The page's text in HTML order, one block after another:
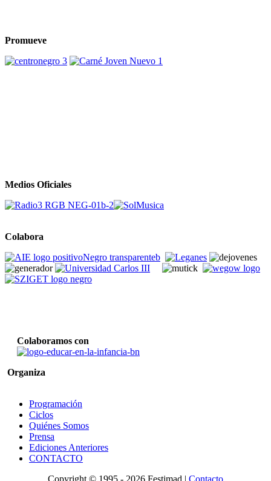
Promueve
Medios Oficiales
Colabora
Colaboramos con
Organiza
Programación
Ciclos
Quiénes Somos
Prensa
Ediciones Anteriores
CONTACTO